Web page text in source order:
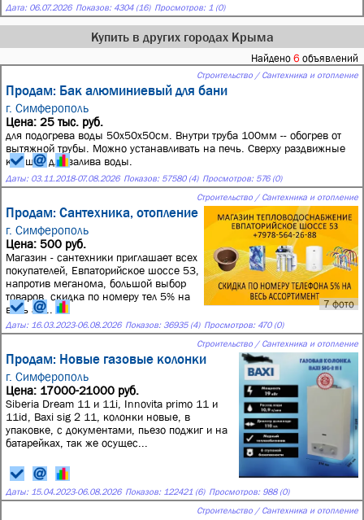
Дата: 06.07.2026 Показов: 4304 (16) Просмотров: 1 (0)
Купить в других городах Крыма
Найдено 6 объявлений
Строительство / Сантехника и отопление
Продам: Бак алюминиевый для бани
г. Симферополь
Цена: 25 тыс. руб.
для подогрева воды 50х50х50см. Внутри труба 100мм -- обогрев от
вытяжной трубы. Можно устанавливать на печь. Сверху раздвижные
крышки для залива воды.
Даты: 03.11.2018-07.08.2026 Показов: 57580 (4) Просмотров: 576 (0)
Строительство / Сантехника и отопление
Продам: Сантехника, отопление
г. Симферополь
7 фото
Цена: 500 руб.
Магазин - сантехники приглашает всех
покупателей, Евпаторийское шоссе 53,
напротив меганома, большой выбор
товаров, скидка по номеру тел 5% на
весь ас...
Даты: 16.03.2023-06.08.2026 Показов: 36935 (4) Просмотров: 470 (0)
Строительство / Сантехника и отопление
Продам: Новые газовые колонки
г. Симферополь
Цена: 17000-21000 руб.
Siberia Dream 11 и 11i, Innovita primo 11 и
11id, Bаxi sig 2 11, колонки новые, в
упаковке, с документами, пьезо поджиг и на
батарейках, так же осущес...
Даты: 15.04.2023-06.08.2026 Показов: 122421 (6) Просмотров: 988 (0)
Строительство / Сантехника и отопление